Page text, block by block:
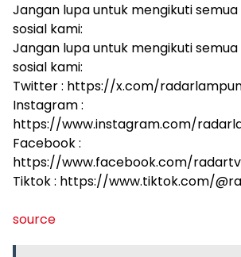
Jangan lupa untuk mengikuti
sosial kami:
Jangan lupa untuk mengikuti
sosial kami:
Twitter : https://x.com/
Instagram :
https://www.instagram.com/
Facebook :
https://www.facebook.com/
Tiktok : https://www.tiktok.com/
source